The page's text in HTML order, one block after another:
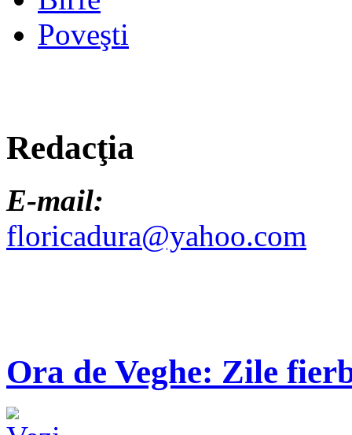
Poveşti
Redacţia
E-mail:
floricadura@yahoo.com
Ora de Veghe: Zile